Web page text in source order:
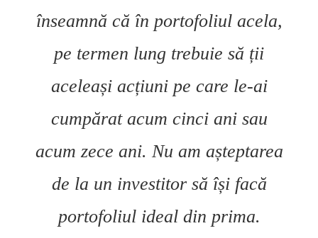
înseamnă că în portofoliul acela,
pe termen lung trebuie să ții
aceleași acțiuni pe care le-ai
cumpărat acum cinci ani sau
acum zece ani. Nu am așteptarea
de la un investitor să își facă
portofoliul ideal din prima.